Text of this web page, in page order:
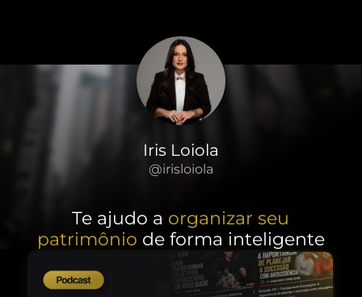
Iris Loiola
@irisloiola
Te ajudo a organizar seu
patrimônio de forma inteligente